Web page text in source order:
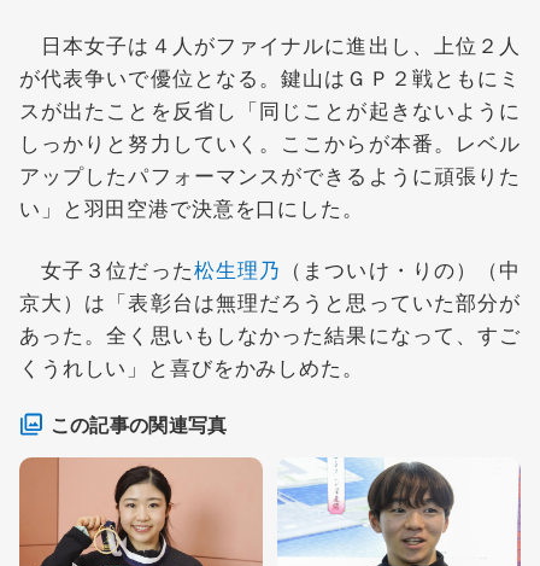
日本女子は４人がファイナルに進出し、上位２人
が代表争いで優位となる。鍵山はＧＰ２戦ともにミ
スが出たことを反省し「同じことが起きないように
しっかりと努力していく。ここからが本番。レベル
アップしたパフォーマンスができるように頑張りた
い」と羽田空港で決意を口にした。
女子３位だった松生理乃 （まついけ・りの）（中
京大）は「表彰台は無理だろうと思っていた部分が
あった。全く思いもしなかった結果になって、すご
くうれしい」と喜びをかみしめた。
この記事の関連写真